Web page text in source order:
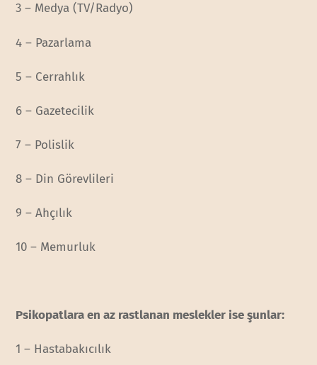
3 – Medya (TV/Radyo)
4 – Pazarlama
5 – Cerrahlık
6 – Gazetecilik
7 – Polislik
8 – Din Görevlileri
9 – Ahçılık
10 – Memurluk
Psikopatlara en az rastlanan meslekler ise şunlar:
1 – Hastabakıcılık